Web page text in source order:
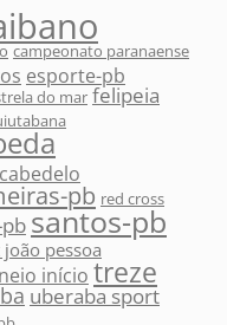
campeonato paranaense
esporte-pb
do mar felipeia
pb red cross
santos-pb
pessoa
início treze
uberaba sport